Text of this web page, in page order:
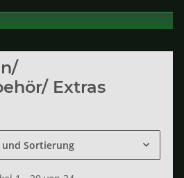
Extras
und Sortierung